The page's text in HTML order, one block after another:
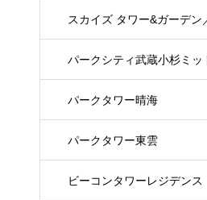
スカイズ タワー&ガーデン
パークシティ武蔵小杉ミッ
パークタワー晴海
パークタワー東雲
ビーコンタワーレジデンス